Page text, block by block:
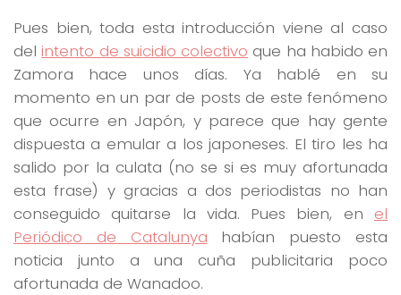
Pues bien, toda esta introducción viene al caso
delintento de suicidio colectivo que ha habido en
Zamora hace unos días. Ya hablé en su
momento en un par de posts de este fenómeno
que ocurre en Japón, y parece que hay gente
dispuesta a emular a los japoneses. El tiro les ha
salido por la culata (no se si es muy afortunada
esta frase) y gracias a dos periodistas no han
conseguido quitarse la vida. Pues bien, en el
Periódico de Catalunya habían puesto esta
noticia junto a una cuña publicitaria poco
afortunada de Wanadoo.